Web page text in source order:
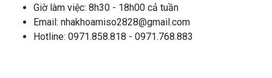
Giờ làm việc: 8h30 - 18h00 cả tuần
Email: nhakhoamiso2828@gmail.com
Hotline: 0971.858.818 - 0971.768.883